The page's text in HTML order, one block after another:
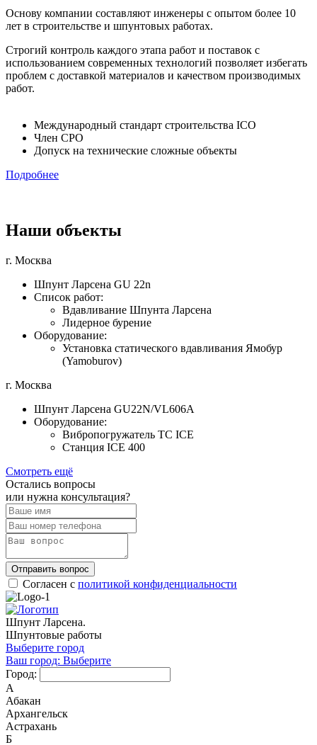
Основу компании составляют инженеры с опытом более 10
лет в строительстве и шпунтовых работах.
Строгий контроль каждого этапа работ и поставок с
использованием современных технологий позволяет избегать
проблем с доставкой материалов и качеством производимых
работ.
Международный стандарт строительства ICO
Член СРО
Допуск на технические сложные объекты
Подробнее
Наши объекты
г. Москва
Шпунт Ларсена GU 22n
Список работ:
Вдавливание Шпунта Ларсена
Лидерное бурение
Оборудование:
Установка статического вдавливания Ямобур
(Yamoburov)
г. Москва
Шпунт Ларсена GU22N/VL606A
Оборудование:
Вибропогружатель TC ICE
Станция ICE 400
Смотреть ещё
Остались вопросы
или нужна консультация?
Отправить вопрос
Согласен с политикой конфиденциальности
Шпунт Ларсена.
Шпунтовые работы
Выберите город
Ваш город: Выберите
Город:
А
Абакан
Архангельск
Астрахань
Б